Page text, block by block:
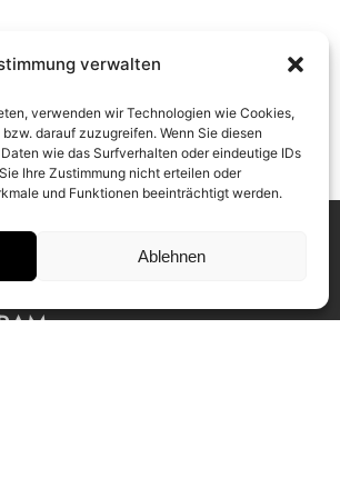
verwalten
verwenden wir Technologien wie Cookies,
darauf zuzugreifen. Wenn Sie diesen
wie das Surfverhalten oder eindeutige IDs
Ihre Zustimmung nicht erteilen oder
und Funktionen beeinträchtigt werden.
Ablehnen